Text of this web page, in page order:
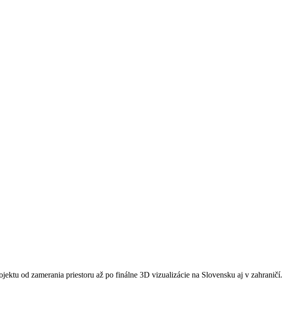
od zamerania priestoru až po finálne 3D vizualizácie na Slovensku aj v zahraničí.